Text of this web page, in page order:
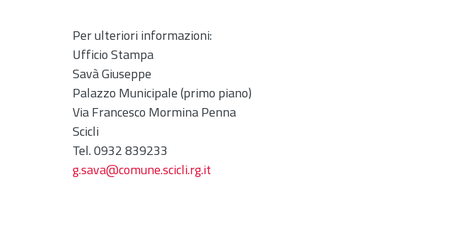
Per ulteriori informazioni:
Ufficio Stampa
Savà Giuseppe
Palazzo Municipale (primo piano)
Via Francesco Mormina Penna
Scicli
Tel. 0932 839233
g.sava@comune.scicli.rg.it